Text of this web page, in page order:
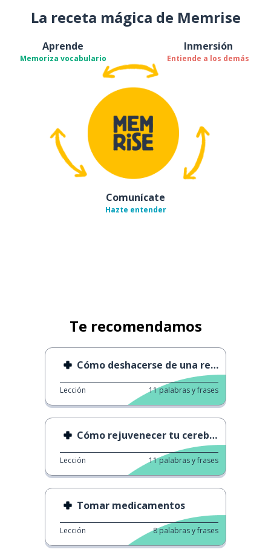
La receta mágica de Memrise
Aprende
Memoriza vocabulario
Inmersión
Entiende a los demás
Comunícate
Hazte entender
Te recomendamos
Cómo deshacerse de una resaca
Lección 11palabras y frases
Cómo rejuvenecer tu cerebro
Lección 11palabras y frases
Tomar medicamentos
Lección 8palabras y frases